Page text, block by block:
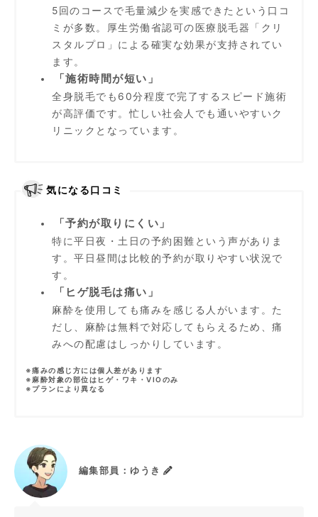
5回のコースで毛量減少を実感できたという口コ
ミが多数。厚生労働省認可の医療脱毛器「クリ
スタルプロ」による確実な効果が支持されてい
ます。
「施術時間が短い」
全身脱毛でも60分程度で完了するスピード施術
が高評価です。忙しい社会人でも通いやすいク
リニックとなっています。
気になる口コミ
「予約が取りにくい」
特に平日夜・土日の予約困難という声がありま
す。平日昼間は比較的予約が取りやすい状況で
す。
「ヒゲ脱毛は痛い」
麻酔を使用しても痛みを感じる人がいます。た
だし、麻酔は無料で対応してもらえるため、痛
みへの配慮はしっかりしています。
※痛みの感じ方には個人差があります
※麻酔対象の部位はヒゲ・ワキ・VIOのみ
※プランにより異なる
編集部員：ゆうき